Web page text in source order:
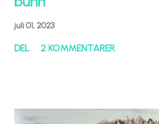
juli 01, 2023
DEL 2 KOMMENTARER